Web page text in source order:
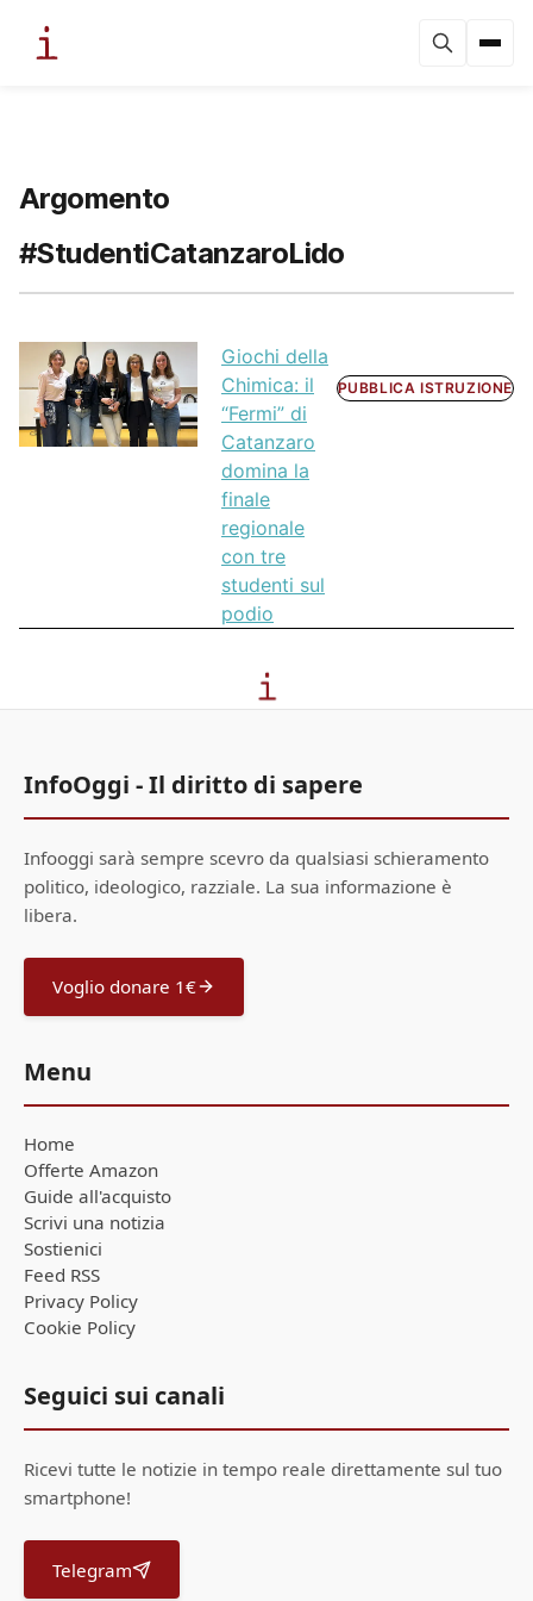
Argomento
#StudentiCatanzaroLido
Giochi della
Chimica: il
“Fermi” di
Catanzaro
domina la
finale
regionale
con tre
studenti sul
podio
PUBBLICA ISTRUZIONE
InfoOggi - Il diritto di sapere
Infooggi sarà sempre scevro da qualsiasi schieramento
politico, ideologico, razziale. La sua informazione è
libera.
Voglio donare 1€
Menu
Home
Offerte Amazon
Guide all'acquisto
Scrivi una notizia
Sostienici
Feed RSS
Privacy Policy
Cookie Policy
Seguici sui canali
Ricevi tutte le notizie in tempo reale direttamente sul tuo
smartphone!
Telegram